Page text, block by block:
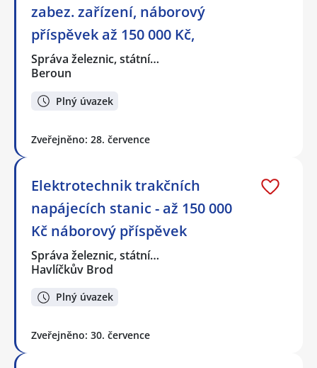
zabez. zařízení, náborový
příspěvek až 150 000 Kč,
Správa železnic, státní…
Beroun
Plný úvazek
Zveřejněno: 28. července
Elektrotechnik trakčních
napájecích stanic - až 150 000
Kč náborový příspěvek
Správa železnic, státní…
Havlíčkův Brod
Plný úvazek
Zveřejněno: 30. července